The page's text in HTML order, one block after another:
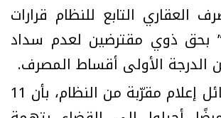
العقاري التابع للنظام قرارات
بحق ذوي مقترضين لعدم سداد
الدرجة الأولى أقساط المصرف.
أفادت وسائل إعلام مقرّبة من النظام، بأن 11